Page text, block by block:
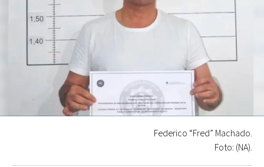
Federico “Fred” Machado.
Foto: (NA).